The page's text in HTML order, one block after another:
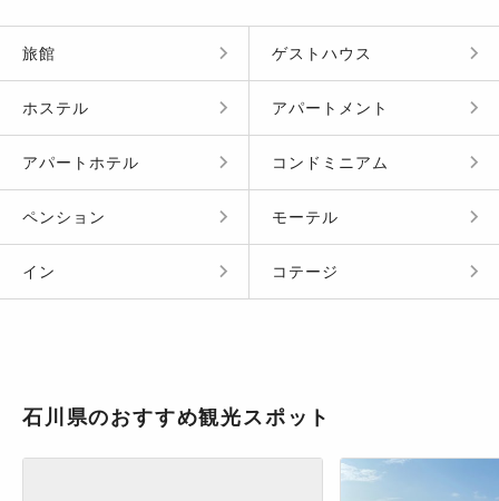
旅館 ゲストハウス
ホステル アパートメント
アパートホテル コンドミニアム
ペンション モーテル
イン コテージ
石川県のおすすめ観光スポット